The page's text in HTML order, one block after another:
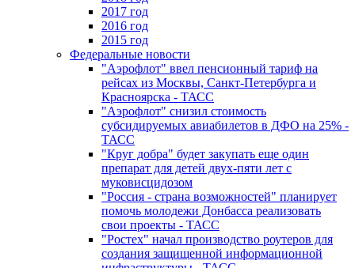
2017 год
2016 год
2015 год
Федеральные новости
"Аэрофлот" ввел пенсионный тариф на
рейсах из Москвы, Санкт-Петербурга и
Красноярска - ТАСС
"Аэрофлот" снизил стоимость
субсидируемых авиабилетов в ДФО на 25% -
ТАСС
"Круг добра" будет закупать еще один
препарат для детей двух-пяти лет с
муковисцидозом
"Россия - страна возможностей" планирует
помочь молодежи Донбасса реализовать
свои проекты - ТАСС
"Ростех" начал производство роутеров для
создания защищенной информационной